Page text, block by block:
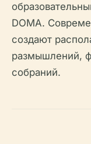
DOMA.
создают
размышлений,
собраний.